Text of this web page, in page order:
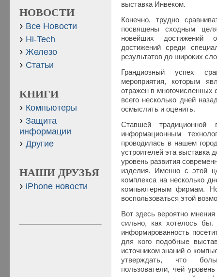
выставка Инвеком.
Конечно, трудно
посвящены сходным
новейших достижений
достижений среди
результатов до широких
Грандиозный успех
мероприятия, которым
отражен в многочисленных
всего несколько дней
осмыслить и оценить.
Ставшей традиционной
информационным
проводилась в нашем
устроителей эта выставка
уровень развития
изделия. Именно с этой
комплекса на несколько
компьютерным фирмам.
воспользоваться этой
Вот здесь вероятно
сильно, как хотелось бы.
информированность
для кого подобные
источником знаний о
утверждать, что
пользователи, чей
НОВОСТИ
Все Новости
Hi-Tech
Железо
Статьи
КНИГИ
Компьютеры
Защита
информации
Другие
НАШИ ДРУЗЬЯ
iPhone новости